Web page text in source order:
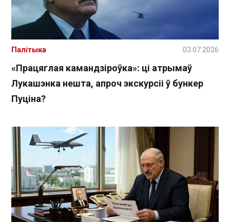
«Працяглая камандзіроўка»: ці атрымаў
Лукашэнка нешта, апроч экскурсіі ў бункер
Пуціна?
Палітыка 03.07.2026